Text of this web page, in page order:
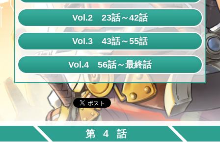
第1話
第2話
第3話
第4話
第5話
第6話
第7話
第8話
Vol.2 23話～42話
第23話
第24話
第25話
第26話
第27話
第28話
Vol.3 43話～55話
第43話
第44話
第45話
第46話
第47話
Vol.4 56話～最終話
第56話
第57話
第58話
第59話
第4話